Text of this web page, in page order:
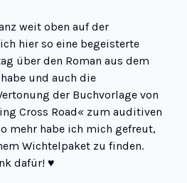
weit oben auf der
hier so eine begeisterte
über den Roman aus dem
und auch die
der Buchvorlage von
Cross Road« zum auditiven
mehr habe ich mich gefreut,
Wichtelpaket zu finden.
dafür! ♥